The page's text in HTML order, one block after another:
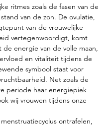
ritmes zoals de fasen van de
van de zon. De ovulatie,
van de vrouwelijke
vertegenwoordigt, komt
de energie van de volle maan,
en vitaliteit tijdens de
symbool staat voor
Net zoals de
periode haar energiepiek
wij vrouwen tijdens onze
ontrafelen,